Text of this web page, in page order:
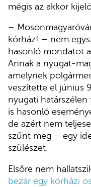
mégis az akkor
–
kórház! – nem
hasonló mondatot
Annak a nyugat-
amelynek
veszítette el június
nyugati
is hasonló
de azért nem
szűnt meg – egy
szülészet.
Elsőre nem
bezár egy kórházi